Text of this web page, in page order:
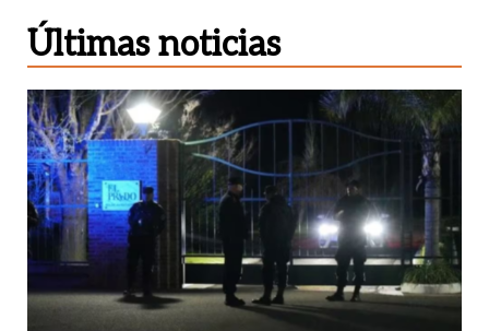
Últimas noticias